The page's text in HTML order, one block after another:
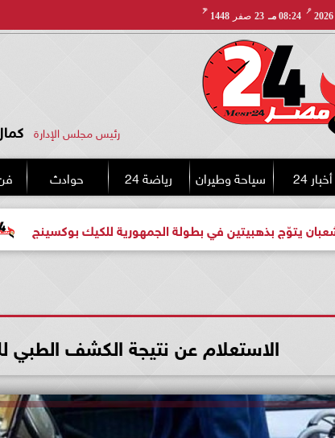
2026
مـ
08:24 مـ 23 صفر 1448
هـ
رئيس مجلس الإدارة
أخبار 24 سياحة وطيران رياضة 24 حوادث
تهنئة في بطولة الجمهورية للكيك بوكسينج
الاستعلام عن نتيجة الكشف الطبي